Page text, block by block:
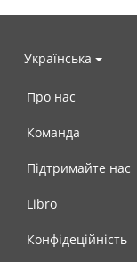
Українська
Про нас
Команда
Підтримайте нас
Libro
Конфідеційність